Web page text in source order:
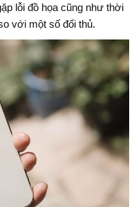
lỗi đồ họa cũng như thời
với một số đối thủ.